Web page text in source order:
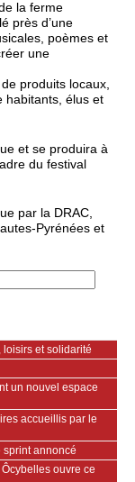
la ferme
près d’une
poèmes et
une
produits locaux,
habitants, élus et
et se produira à
du festival
par la DRAC,
Pyrénées et
loisirs et solidarité
un nouvel espace
accueillis par le
sprint annoncé
ouvre ce